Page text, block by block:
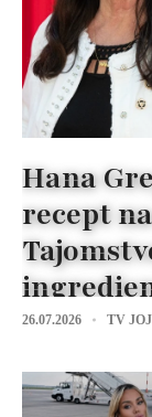
Hana
recept
26.07.2026 TV JOJ